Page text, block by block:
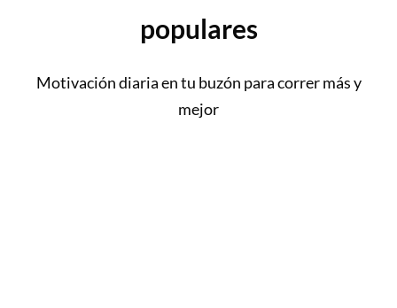
populares
Motivación diaria en tu buzón para correr más y
mejor